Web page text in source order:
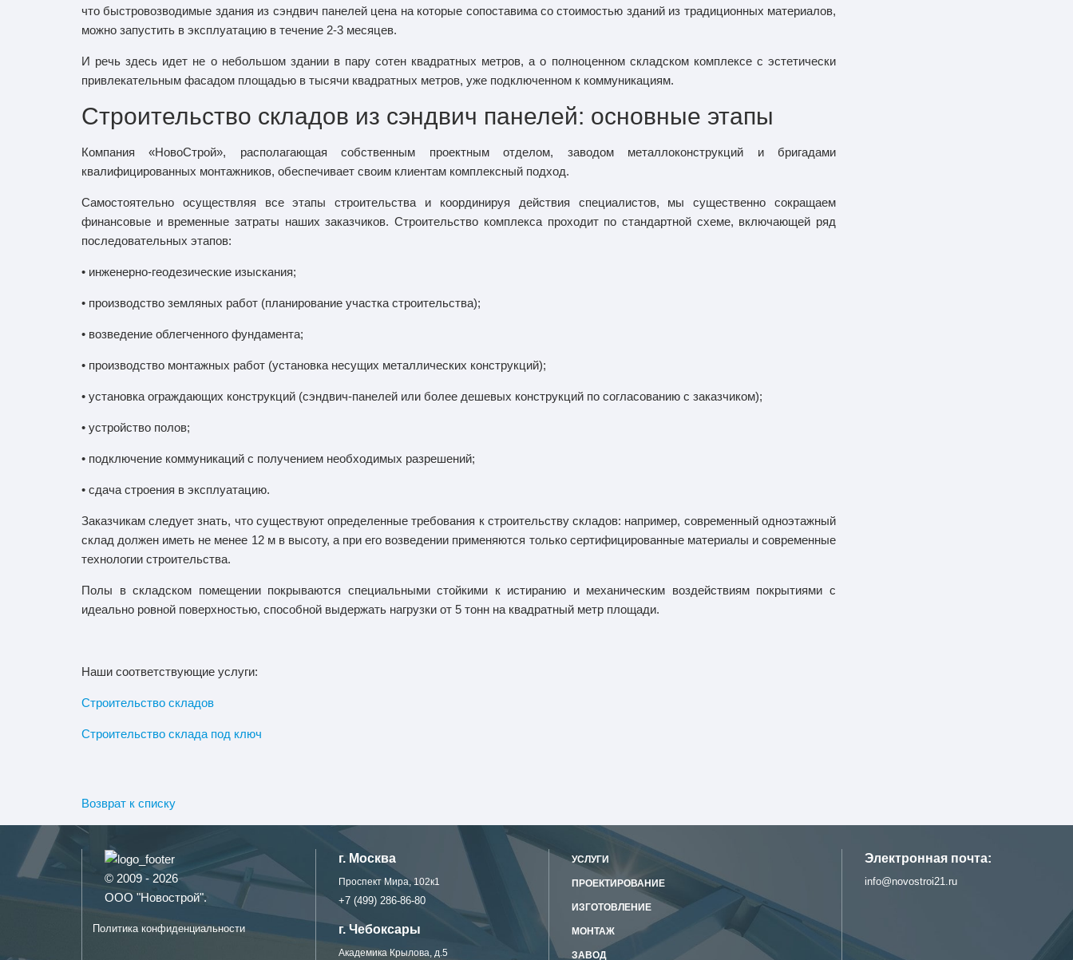
что быстровозводимые здания из сэндвич панелей цена на которые сопоставима со стоимостью зданий из традиционных материалов,
можно запустить в эксплуатацию в течение 2-3 месяцев.
И речь здесь идет не о небольшом здании в пару сотен квадратных метров, а о полноценном складском комплексе с эстетически
привлекательным фасадом площадью в тысячи квадратных метров, уже подключенном к коммуникациям.
Строительство складов из сэндвич панелей: основные этапы
Компания «НовоСтрой», располагающая собственным проектным отделом, заводом металлоконструкций и бригадами
квалифицированных монтажников, обеспечивает своим клиентам комплексный подход.
Самостоятельно осуществляя все этапы строительства и координируя действия специалистов, мы существенно сокращаем
финансовые и временные затраты наших заказчиков. Строительство комплекса проходит по стандартной схеме, включающей ряд
последовательных этапов:
• инженерно-геодезические изыскания;
• производство земляных работ (планирование участка строительства);
• возведение облегченного фундамента;
• производство монтажных работ (установка несущих металлических конструкций);
• установка ограждающих конструкций (сэндвич-панелей или более дешевых конструкций по согласованию с заказчиком);
• устройство полов;
• подключение коммуникаций с получением необходимых разрешений;
• сдача строения в эксплуатацию.
Заказчикам следует знать, что существуют определенные требования к строительству складов: например, современный одноэтажный
склад должен иметь не менее 12 м в высоту, а при его возведении применяются только сертифицированные материалы и современные
технологии строительства.
Полы в складском помещении покрываются специальными стойкими к истиранию и механическим воздействиям покрытиями с
идеально ровной поверхностью, способной выдержать нагрузки от 5 тонн на квадратный метр площади.
Наши соответствующие услуги:
Строительство складов
Строительство склада под ключ
Возврат к списку
© 2009 - 2026
ООО "Новострой".
Политика конфиденциальности
г. Москва
Проспект Мира, 102к1
+7 (499) 286-86-80
г. Чебоксары
Академика Крылова, д.5
УСЛУГИ
ПРОЕКТИРОВАНИЕ
ИЗГОТОВЛЕНИЕ
МОНТАЖ
ЗАВОД
Электронная почта:
info@novostroi21.ru